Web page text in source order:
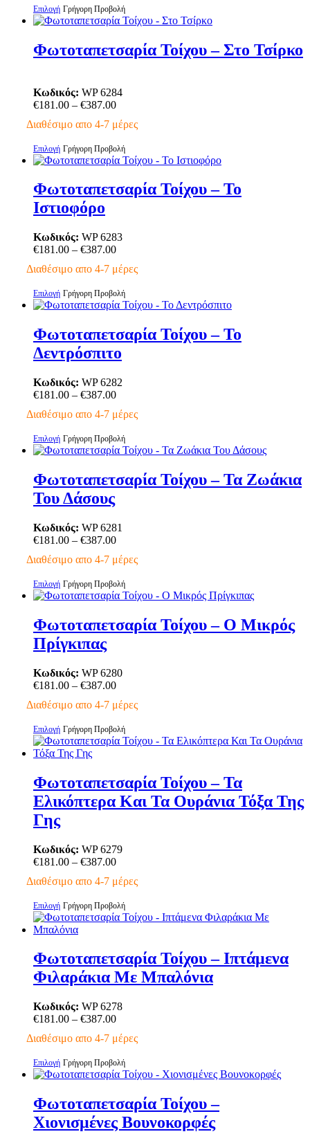
σελίδα
του
€387.00
Επιλογή Αυτό
το
πολλαπλές
επιλογές
μπορούν
επιλεγούν
στη
σελίδα
του
Γρήγορη Προβολή
Φωτοταπετσαρία Τοίχου – Στο Τσίρκο
Κωδικός: WP 6284
€181.00 – €387.00Price
€181.00
€387.00
Διαθέσιμο απο 4-7 μέρες
Επιλογή Αυτό
το
έχει
πολλαπλές
παραλλαγές.
επιλογές
μπορούν
επιλεγούν
σελίδα
του
Γρήγορη Προβολή
Φωτοταπετσαρία Τοίχου – Το
Ιστιοφόρο
Κωδικός: WP 6283
€181.00 – €387.00Price
€181.00
€387.00
Διαθέσιμο απο 4-7 μέρες
Επιλογή Αυτό
το
πολλαπλές
παραλλαγές.
επιλογές
μπορούν
επιλεγούν
σελίδα
του
Γρήγορη Προβολή
Φωτοταπετσαρία Τοίχου – Το
Δεντρόσπιτο
Κωδικός: WP 6282
€181.00 – €387.00Price
€181.00
€387.00
Διαθέσιμο απο 4-7 μέρες
Επιλογή Αυτό
το
πολλαπλές
παραλλαγές.
επιλογές
μπορούν
επιλεγούν
σελίδα
του
Γρήγορη Προβολή
Φωτοταπετσαρία Τοίχου – Τα Ζωάκια
Του Δάσους
Κωδικός: WP 6281
€181.00 – €387.00Price
€181.00
€387.00
Διαθέσιμο απο 4-7 μέρες
Επιλογή Αυτό
το
πολλαπλές
παραλλαγές.
επιλογές
μπορούν
επιλεγούν
σελίδα
του
προϊόντος
Γρήγορη Προβολή
Φωτοταπετσαρία Τοίχου – Ο Μικρός
Πρίγκιπας
Κωδικός: WP 6280
€181.00 – €387.00Price
€181.00
€387.00
Διαθέσιμο απο 4-7 μέρες
Επιλογή Αυτό
το
προϊόν
παραλλαγές.
Οι
επιλεγούν
στη
σελίδα
του
προϊόντος
Γρήγορη Προβολή
Φωτοταπετσαρία Τοίχου – Τα
Ελικόπτερα Και Τα Ουράνια Τόξα Της
Γης
Κωδικός: WP 6279
€181.00 – €387.00Price
€181.00
€387.00
Διαθέσιμο απο 4-7 μέρες
Επιλογή Αυτό
το
προϊόν
πολλαπλές
παραλλαγές.
Οι
μπορούν
να
στη
του
προϊόντος
Γρήγορη Προβολή
Φωτοταπετσαρία Τοίχου – Ιπτάμενα
Φιλαράκια Με Μπαλόνια
Κωδικός: WP 6278
€181.00 – €387.00Price
€181.00
€387.00
Διαθέσιμο απο 4-7 μέρες
Επιλογή Αυτό
το
πολλαπλές
παραλλαγές.
Γρήγορη Προβολή
Φωτοταπετσαρία Τοίχου –
Χιονισμένες Βουνοκορφές